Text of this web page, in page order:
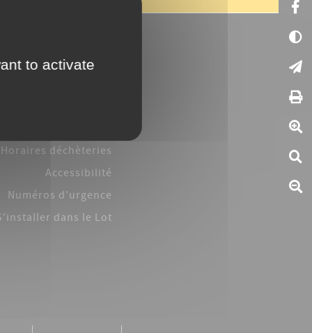
Horaires déchèteries
Accessibilité
Numéros d'urgence
dans le Lot
to activate